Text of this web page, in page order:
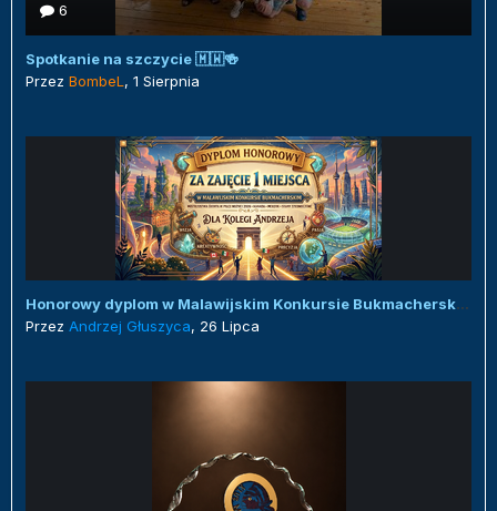
6
Spotkanie na szczycie 🇲🇼🍻
Przez BombeL , 1 Sierpnia
Honorowy dyplom w Malawijskim Konkursie Bukmacherskim :)
Przez Andrzej Głuszyca, 26 Lipca